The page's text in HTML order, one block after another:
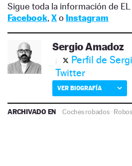
Sigue toda la información de EL
Facebook, Xo Instagram
Sergio Amadoz
Perfil de
Twitter
VER BIOGRAFÍA
ARCHIVADO EN Coches robados·Robos